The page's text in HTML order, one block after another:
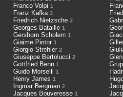
Franco Volpi 1
Franz Kafka 3
Friedrich Nietzsche 2
Georges Bataille 1
Gershom Scholem 1
Giaime Pintor 1
Giorgio Strehler 2
Giuseppe Bertolucci 2
Gottfried Benn 1
Guido Morselli 1
Henry James 1
Ingmar Bergman 2
Jacques Bouveresse 1